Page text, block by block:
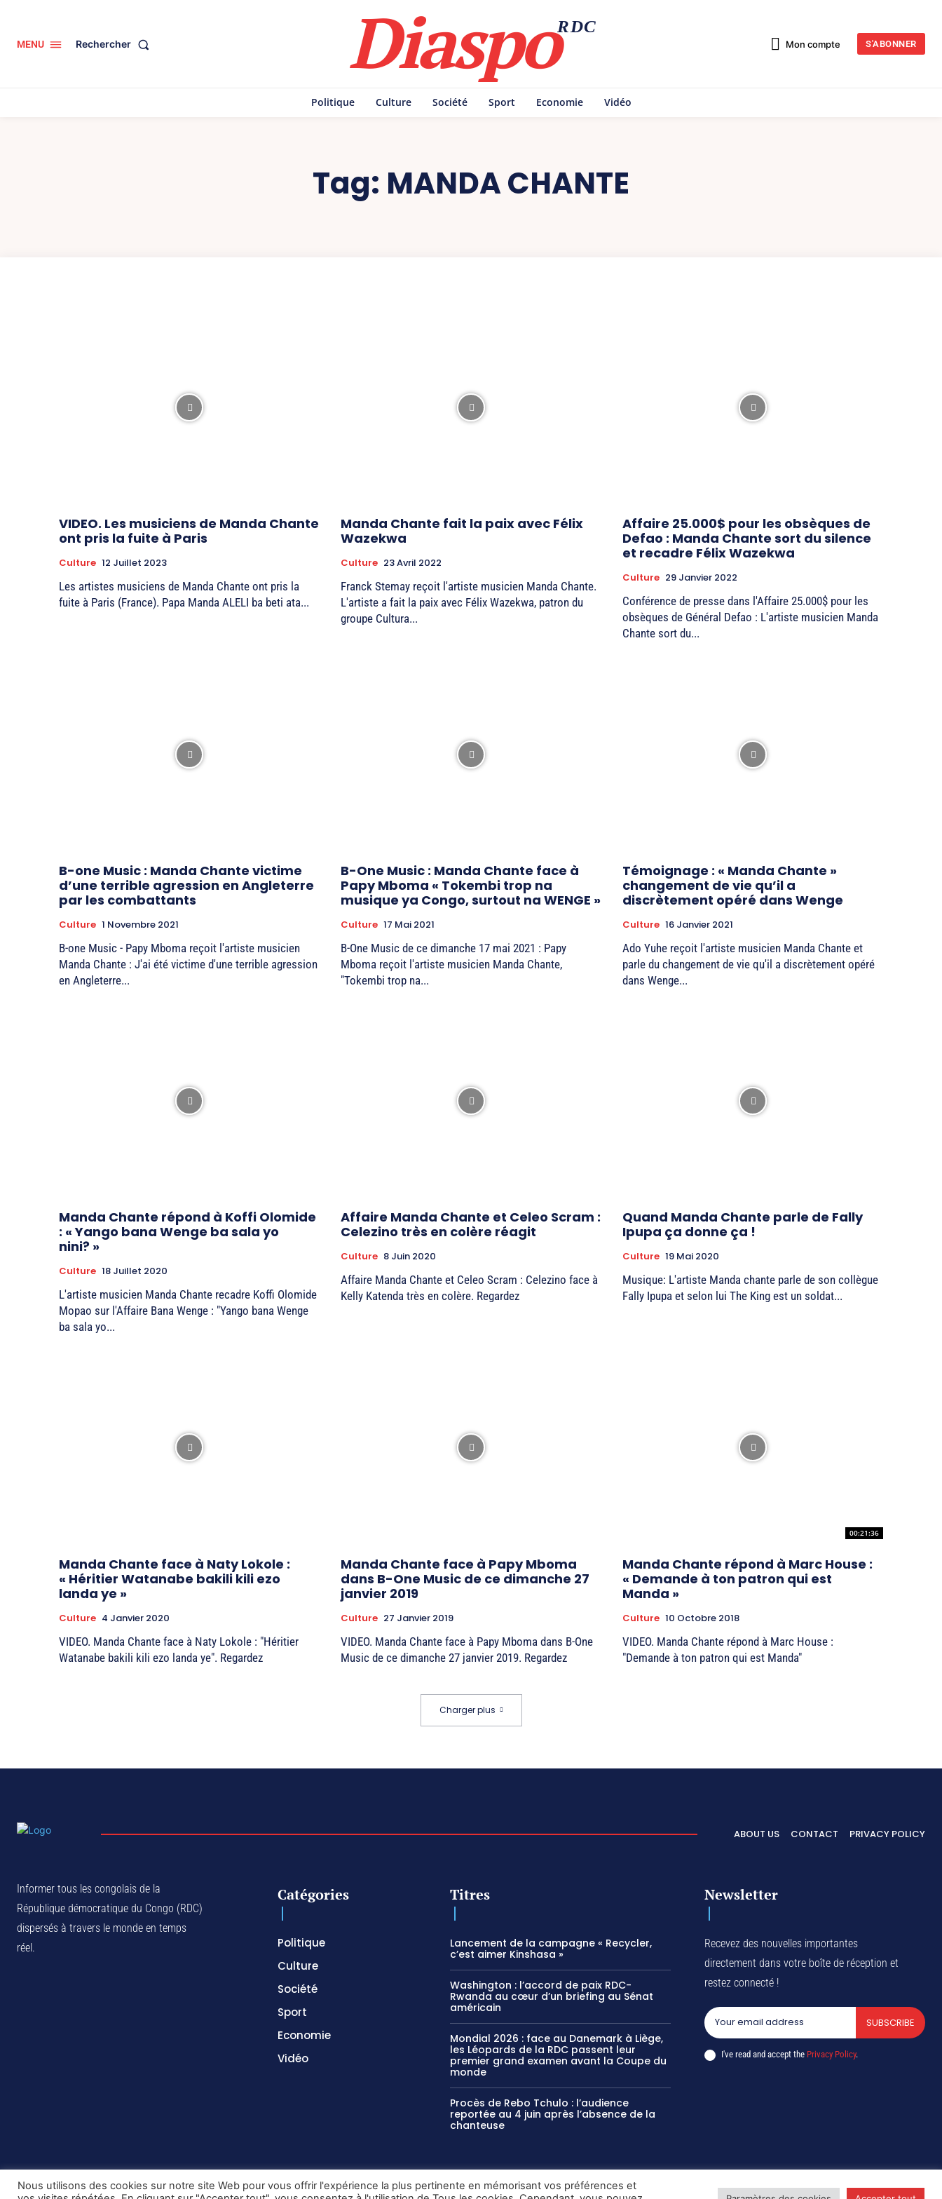
MENU Rechercher DiaspoRDC
Mon compte S'ABONNER
Politique Culture Société Sport Economie Vidéo
Tag: MANDA CHANTE
VIDEO. Les musiciens de Manda Chante
ont pris la fuite à Paris
Culture 12 Juillet 2023
Les artistes musiciens de Manda Chante ont pris la
fuite à Paris (France). Papa Manda ALELI ba beti ata...
Manda Chante fait la paix avec Félix
Wazekwa
Culture 23 Avril 2022
Franck Stemay reçoit l'artiste musicien Manda Chante.
L'artiste a fait la paix avec Félix Wazekwa, patron du
groupe Cultura...
Affaire 25.000$ pour les obsèques de
Defao : Manda Chante sort du silence
et recadre Félix Wazekwa
Culture 29 Janvier 2022
Conférence de presse dans l'Affaire 25.000$ pour les
obsèques de Général Defao : L'artiste musicien Manda
Chante sort du...
B-one Music : Manda Chante victime
d’une terrible agression en Angleterre
par les combattants
Culture 1 Novembre 2021
B-one Music - Papy Mboma reçoit l'artiste musicien
Manda Chante : J'ai été victime d'une terrible agression
en Angleterre...
B-One Music : Manda Chante face à
Papy Mboma « Tokembi trop na
musique ya Congo, surtout na WENGE »
Culture 17 Mai 2021
B-One Music de ce dimanche 17 mai 2021 : Papy
Mboma reçoit l'artiste musicien Manda Chante,
"Tokembi trop na...
Témoignage : « Manda Chante »
changement de vie qu’il a
discrètement opéré dans Wenge
Culture 16 Janvier 2021
Ado Yuhe reçoit l'artiste musicien Manda Chante et
parle du changement de vie qu'il a discrètement opéré
dans Wenge...
Manda Chante répond à Koffi Olomide
: « Yango bana Wenge ba sala yo
nini? »
Culture 18 Juillet 2020
L'artiste musicien Manda Chante recadre Koffi Olomide
Mopao sur l'Affaire Bana Wenge : "Yango bana Wenge
ba sala yo...
Affaire Manda Chante et Celeo Scram :
Celezino très en colère réagit
Culture 8 Juin 2020
Affaire Manda Chante et Celeo Scram : Celezino face à
Kelly Katenda très en colère. Regardez
Quand Manda Chante parle de Fally
Ipupa ça donne ça !
Culture 19 Mai 2020
Musique: L'artiste Manda chante parle de son collègue
Fally Ipupa et selon lui The King est un soldat...
Manda Chante face à Naty Lokole :
« Héritier Watanabe bakili kili ezo
landa ye »
Culture 4 Janvier 2020
VIDEO. Manda Chante face à Naty Lokole : "Héritier
Watanabe bakili kili ezo landa ye". Regardez
Manda Chante face à Papy Mboma
dans B-One Music de ce dimanche 27
janvier 2019
Culture 27 Janvier 2019
VIDEO. Manda Chante face à Papy Mboma dans B-One
Music de ce dimanche 27 janvier 2019. Regardez
00:21:36
Manda Chante répond à Marc House :
« Demande à ton patron qui est
Manda »
Culture 10 Octobre 2018
VIDEO. Manda Chante répond à Marc House :
"Demande à ton patron qui est Manda"
Charger plus
ABOUT US CONTACT PRIVACY POLICY
Informer tous les congolais de la
République démocratique du Congo (RDC)
dispersés à travers le monde en temps
réel.
Catégories
Politique
Culture
Société
Sport
Economie
Vidéo
Titres
Lancement de la campagne « Recycler,
c’est aimer Kinshasa »
Washington : l’accord de paix RDC-
Rwanda au cœur d’un briefing au Sénat
américain
Mondial 2026 : face au Danemark à Liège,
les Léopards de la RDC passent leur
premier grand examen avant la Coupe du
monde
Procès de Rebo Tchulo : l’audience
reportée au 4 juin après l’absence de la
chanteuse
Newsletter
Recevez des nouvelles importantes
directement dans votre boîte de réception et
restez connecté !
SUBSCRIBE
I've read and accept the Privacy Policy.
Nous utilisons des cookies sur notre site Web pour vous offrir l'expérience la plus pertinente en mémorisant vos préférences et